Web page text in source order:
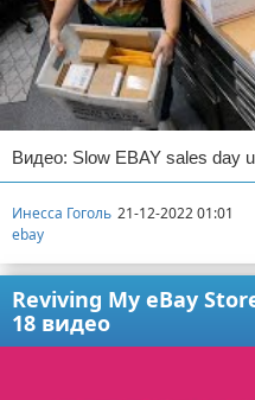
Видео: Slow EBAY sales day
Инесса Гоголь 21-12-2022 01:01
ebay
Reviving My eBay
18 видео